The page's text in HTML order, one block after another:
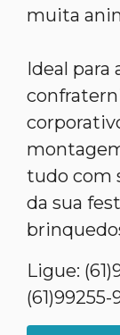
muita
Ideal para
tudo com
da sua
Ligue:
(61)99255-